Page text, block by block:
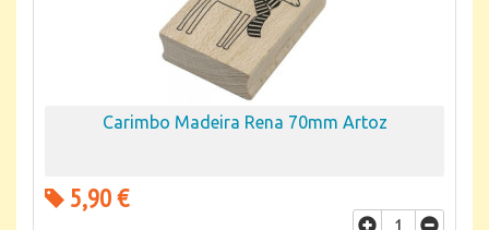
Carimbo Madeira Rena 70mm Artoz
5,90 €